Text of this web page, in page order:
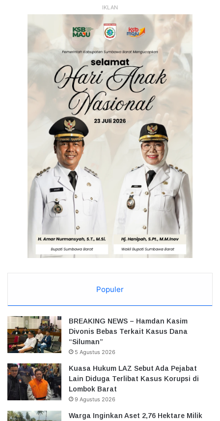
IKLAN
Populer
BREAKING NEWS – Hamdan Kasim
Divonis Bebas Terkait Kasus Dana
“Siluman”
5 Agustus 2026
Kuasa Hukum LAZ Sebut Ada Pejabat
Lain Diduga Terlibat Kasus Korupsi di
Lombok Barat
9 Agustus 2026
Warga Inginkan Aset 2,76 Hektare Milik